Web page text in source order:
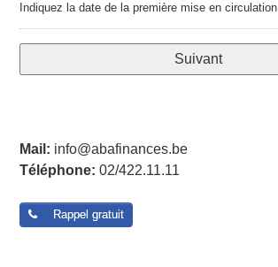
Format:
DD
Indiquez la date de la première mise en circulation
Mail: info@abafinances.be
Téléphone: 02/422.11.11
Rappel gratuit